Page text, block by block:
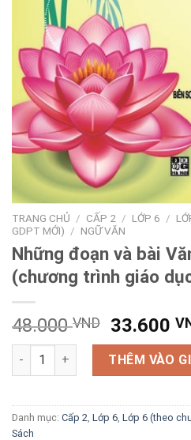
TRANG CHỦ / CẤP 2 / LỚP 6 /
GDPT MỚI) / NGỮ VĂN
Những đoạn và bài
(chương trình giáo
48.000VND
Giá
gốc
là:
48.000
33.600
Những đoạn và bài Văn hay
THÊM VÀO
Danh mục: Cấp 2 Lớp 6 Lớp 6 (theo
Sách